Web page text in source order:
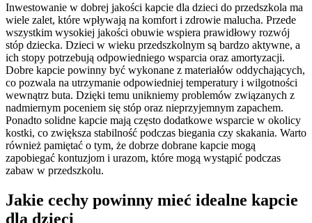
Inwestowanie w dobrej jakości kapcie dla dzieci do przedszkola ma
wiele zalet, które wpływają na komfort i zdrowie malucha. Przede
wszystkim wysokiej jakości obuwie wspiera prawidłowy rozwój
stóp dziecka. Dzieci w wieku przedszkolnym są bardzo aktywne, a
ich stopy potrzebują odpowiedniego wsparcia oraz amortyzacji.
Dobre kapcie powinny być wykonane z materiałów oddychających,
co pozwala na utrzymanie odpowiedniej temperatury i wilgotności
wewnątrz buta. Dzięki temu unikniemy problemów związanych z
nadmiernym poceniem się stóp oraz nieprzyjemnym zapachem.
Ponadto solidne kapcie mają często dodatkowe wsparcie w okolicy
kostki, co zwiększa stabilność podczas biegania czy skakania. Warto
również pamiętać o tym, że dobrze dobrane kapcie mogą
zapobiegać kontuzjom i urazom, które mogą wystąpić podczas
zabaw w przedszkolu.
Jakie cechy powinny mieć idealne kapcie
dla dzieci